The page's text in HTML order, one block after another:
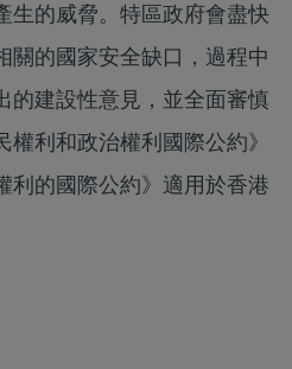
生的威脅。特區政府會盡快
關的國家安全缺口，過程中
的建設性意見，並全面審慎
利和政治權利國際公約》
利的國際公約》適用於香港